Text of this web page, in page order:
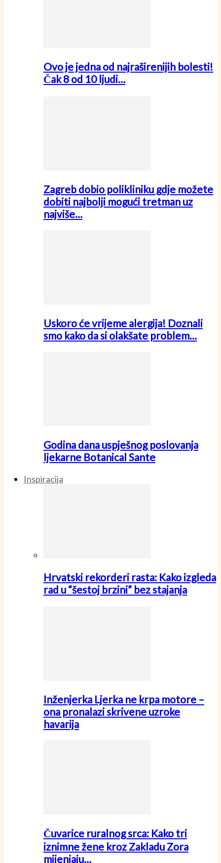
Ovo je jedna od najraširenijih bolesti!
Čak 8 od 10 ljudi…
Zagreb dobio polikliniku gdje možete
dobiti najbolji mogući tretman uz
najviše…
Uskoro će vrijeme alergija! Doznali
smo kako da si olakšate problem…
Godina dana uspješnog poslovanja
ljekarne Botanical Sante
Inspiracija
Hrvatski rekorderi rasta: Kako izgleda
rad u “šestoj brzini” bez stajanja
Inženjerka Ljerka ne krpa motore –
ona pronalazi skrivene uzroke
havarija
Čuvarice ruralnog srca: Kako tri
iznimne žene kroz Zakladu Zora
mijenjaju…